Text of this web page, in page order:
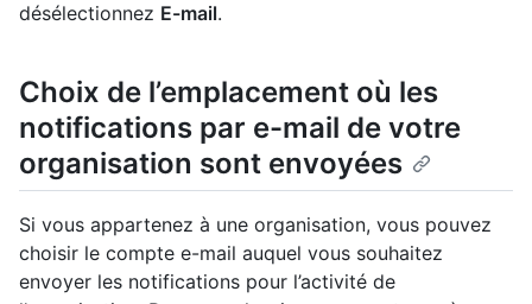
désélectionnez E-mail.
Choix de l’emplacement où les
notifications par e-mail de votre
organisation sont envoyées
Si vous appartenez à une organisation, vous pouvez
choisir le compte e-mail auquel vous souhaitez
envoyer les notifications pour l’activité de